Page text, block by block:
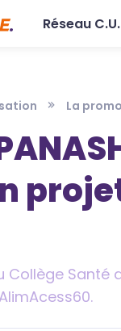
Réseau
La
Collège